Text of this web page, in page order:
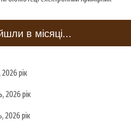
в місяці...
рік
2026 рік
2026 рік